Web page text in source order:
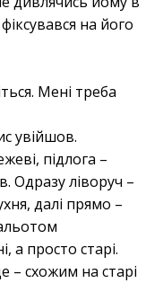
на його
Мені треба
увійшов.
підлога –
Одразу ліворуч –
далі прямо –
а просто старі.
– схожим на старі